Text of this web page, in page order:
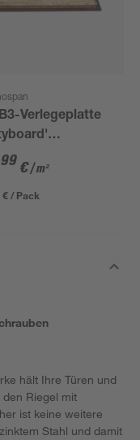
Verlegeplatte
1690 x
x 12 mm
99 €/ m²
€ / Pack
hält Ihre Türen und
Riegel mit
ist keine weitere
Stahl und damit